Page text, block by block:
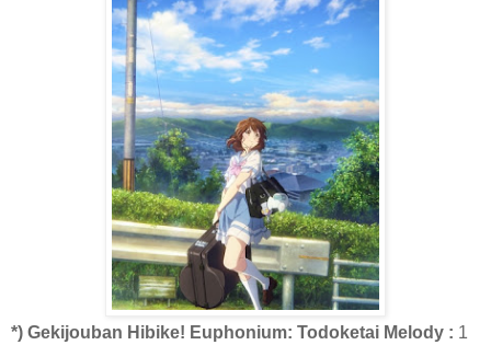
*) Gekijouban Hibike! Euphonium: Todoketai Melody : 1